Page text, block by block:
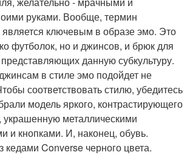
руками. Вообще, термин
ключевым в образе эмо. Это
футболок, но и джинсов, и брюк для
данную субкультуру.
в стиле эмо подойдет не
соответствовать стилю, убедитесь
модель яркого, контрастирующего
украшенную металлическими
и кнопками. И, наконец, обувь.
Converse черного цвета.